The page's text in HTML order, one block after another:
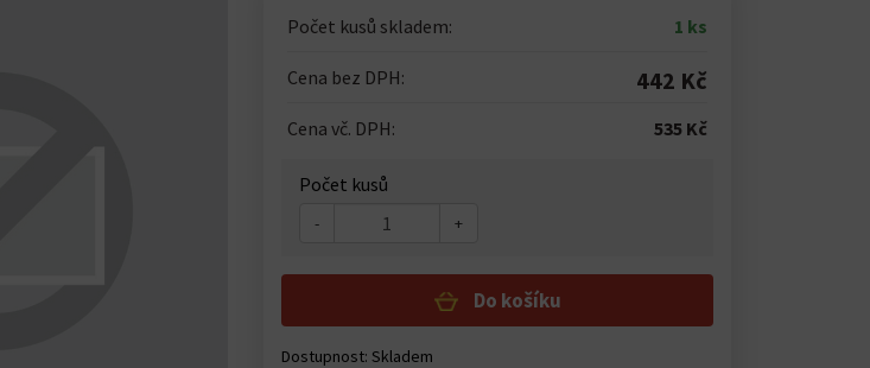
Počet kusů skladem: 1 ks
Cena bez DPH: 442 Kč
Cena vč. DPH: 535 Kč
Počet kusů
- +
Do košíku
Dostupnost: Skladem